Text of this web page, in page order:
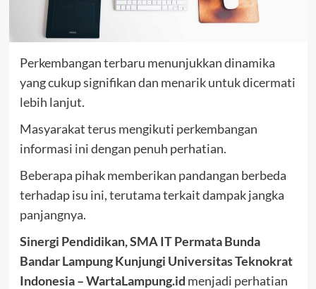
Perkembangan terbaru menunjukkan dinamika
yang cukup signifikan dan menarik untuk dicermati
lebih lanjut.
Masyarakat terus mengikuti perkembangan
informasi ini dengan penuh perhatian.
Beberapa pihak memberikan pandangan berbeda
terhadap isu ini, terutama terkait dampak jangka
panjangnya.
Sinergi Pendidikan, SMA IT Permata Bunda
Bandar Lampung Kunjungi Universitas Teknokrat
Indonesia – WartaLampung.id menjadi perhatian